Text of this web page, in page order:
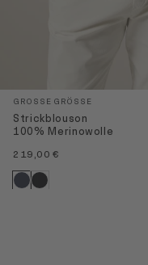
GROSSE GRÖSSE
Strickblouson
100% Merinowolle
219,00 €